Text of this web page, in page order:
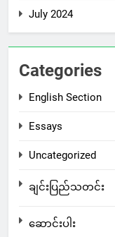
July 2024
Categories
English Section
Essays
Uncategorized
ချင်းပြည်သတင်း
ဆောင်းပါး